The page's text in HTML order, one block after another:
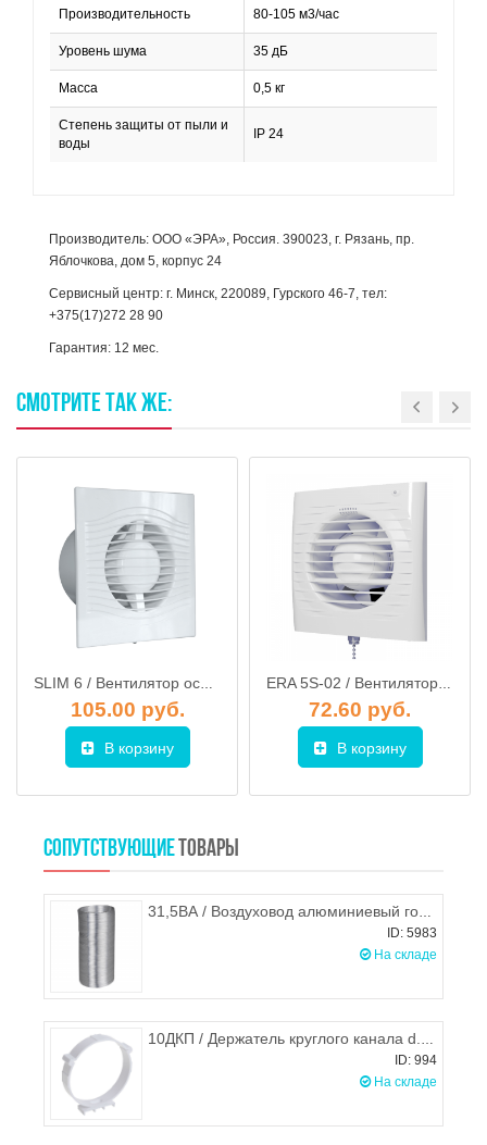
Производительность 80-105 м3/час
Уровень шума 35 дБ
Масса 0,5 кг
Степень защиты от пыли и
воды
IP 24
Производитель: ООО «ЭРА», Россия. 390023, г. Рязань, пр.
Яблочкова, дом 5, корпус 24
Сервисный центр: г. Минск, 220089, Гурского 46-7, тел:
+375(17)272 28 90
Гарантия: 12 мес.
СМОТРИТЕ ТАКЖЕ:
SLIM 6 / Вентилятор осевой d.150 DiCiTi
105.00 руб.
В корзину
ERA 5S-02 / Вентилятор осевой с антимоск. сеткой и тяговым выкл. d.125 (сетка+цепочка)
72.60 руб.
В корзину
СОПУТСТВУЮЩИЕ ТОВАРЫ
31,5ВА / Воздуховод алюминиевый гофрированный (гофра) d.315, ЭРА
ID: 5983
На складе
10ДКП / Держатель круглого канала d.100, ЭРА
ID: 994
На складе